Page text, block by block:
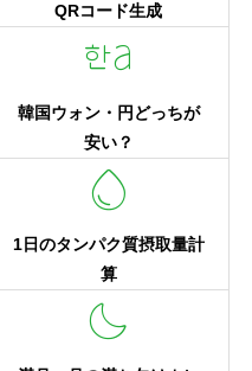
QRコード生成
language_korean_latin
韓国ウォン・円どっちが
安い？
water_drop
1日のタンパク質摂取量計
算
dark_mode